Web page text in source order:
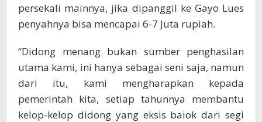
persekali mainnya, jika dipanggil ke Gayo Lues
penyahnya bisa mencapai 6-7 Juta rupiah.
“Didong menang bukan sumber penghasilan
utama kami, ini hanya sebagai seni saja, namun
dari itu, kami mengharapkan kepada
pemerintah kita, setiap tahunnya membantu
kelop-kelop didong yang eksis baiok dari segi